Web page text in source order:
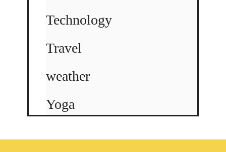
Technology
Travel
weather
Yoga